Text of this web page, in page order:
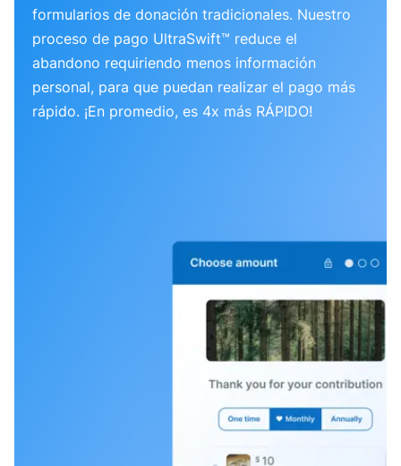
formularios de donación tradicionales. Nuestro
proceso de pago UltraSwift™ reduce el
abandono requiriendo menos información
personal, para que puedan realizar el pago más
rápido. ¡En promedio, es 4x más RÁPIDO!